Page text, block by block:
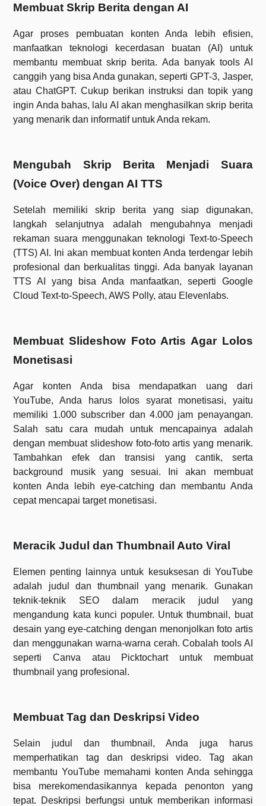
Membuat Skrip Berita dengan AI
Agar proses pembuatan konten Anda lebih efisien,
manfaatkan teknologi kecerdasan buatan (AI) untuk
membantu membuat skrip berita. Ada banyak tools AI
canggih yang bisa Anda gunakan, seperti GPT-3, Jasper,
atau ChatGPT. Cukup berikan instruksi dan topik yang
ingin Anda bahas, lalu AI akan menghasilkan skrip berita
yang menarik dan informatif untuk Anda rekam.
Mengubah Skrip Berita Menjadi Suara
(Voice Over) dengan AI TTS
Setelah memiliki skrip berita yang siap digunakan,
langkah selanjutnya adalah mengubahnya menjadi
rekaman suara menggunakan teknologi Text-to-Speech
(TTS) AI. Ini akan membuat konten Anda terdengar lebih
profesional dan berkualitas tinggi. Ada banyak layanan
TTS AI yang bisa Anda manfaatkan, seperti Google
Cloud Text-to-Speech, AWS Polly, atau Elevenlabs.
Membuat Slideshow Foto Artis Agar Lolos
Monetisasi
Agar konten Anda bisa mendapatkan uang dari
YouTube, Anda harus lolos syarat monetisasi, yaitu
memiliki 1.000 subscriber dan 4.000 jam penayangan.
Salah satu cara mudah untuk mencapainya adalah
dengan membuat slideshow foto-foto artis yang menarik.
Tambahkan efek dan transisi yang cantik, serta
background musik yang sesuai. Ini akan membuat
konten Anda lebih eye-catching dan membantu Anda
cepat mencapai target monetisasi.
Meracik Judul dan Thumbnail Auto Viral
Elemen penting lainnya untuk kesuksesan di YouTube
adalah judul dan thumbnail yang menarik. Gunakan
teknik-teknik SEO dalam meracik judul yang
mengandung kata kunci populer. Untuk thumbnail, buat
desain yang eye-catching dengan menonjolkan foto artis
dan menggunakan warna-warna cerah. Cobalah tools AI
seperti Canva atau Picktochart untuk membuat
thumbnail yang profesional.
Membuat Tag dan Deskripsi Video
Selain judul dan thumbnail, Anda juga harus
memperhatikan tag dan deskripsi video. Tag akan
membantu YouTube memahami konten Anda sehingga
bisa merekomendasikannya kepada penonton yang
tepat. Deskripsi berfungsi untuk memberikan informasi